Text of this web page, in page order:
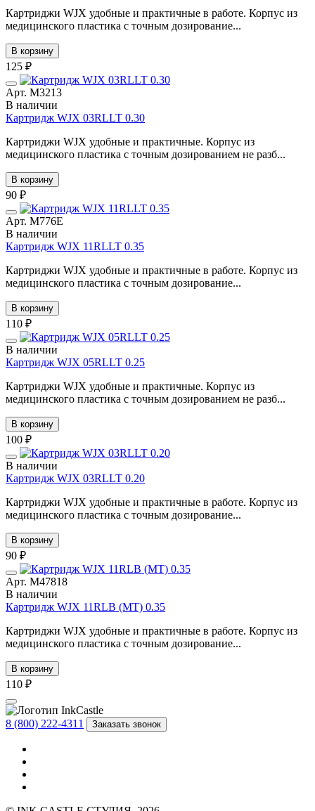
Картриджи WJX удобные и практичные в работе. Корпус из
медицинского пластика с точным дозирование...
В корзину
125 ₽
Арт. М3213
В наличии
Картридж WJX 03RLLT 0.30
Картриджи WJX удобные и практичные. Корпус из
медицинского пластика с точным дозированием не разб...
В корзину
90 ₽
Арт. М776E
В наличии
Картридж WJX 11RLLT 0.35
Картриджи WJX удобные и практичные в работе. Корпус из
медицинского пластика с точным дозирование...
В корзину
110 ₽
В наличии
Картридж WJX 05RLLT 0.25
Картриджи WJX удобные и практичные. Корпус из
медицинского пластика с точным дозированием не разб...
В корзину
100 ₽
В наличии
Картридж WJX 03RLLT 0.20
Картриджи WJX удобные и практичные в работе. Корпус из
медицинского пластика с точным дозирование...
В корзину
90 ₽
Арт. М47818
В наличии
Картридж WJX 11RLB (MT) 0.35
Картриджи WJX удобные и практичные в работе. Корпус из
медицинского пластика с точным дозирование...
В корзину
110 ₽
8 (800) 222-4311 Заказать звонок